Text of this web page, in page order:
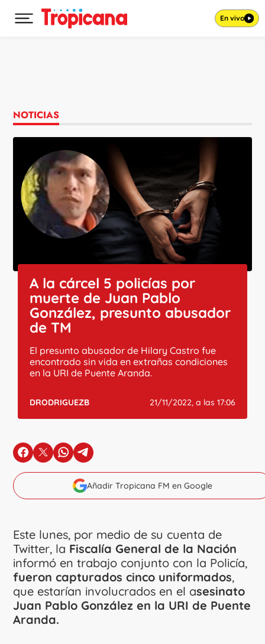
Desplegar menú principal En vivo
NOTICIAS
A la cárcel 5 policías por
muerte de Juan Pablo
González, presunto abusador
de TM
El presunto abusador de Hilary Castro fue
encontrado sin vida en extrañas condiciones
en la URI de Puente Aranda.
DRODRIGUEZB 21/11/2022, a las 17:06
en Facebook
en Xen Whatsapp
en Telegram
Añadir Tropicana FM en Google
Este lunes, por medio de su cuenta de
Twitter, la Fiscalía General de la Nación
informó en trabajo conjunto con la Policía,
fueron capturados cinco uniformados,
que estarían involucrados en el asesinato
Juan Pablo González en la URI de Puente
Aranda.